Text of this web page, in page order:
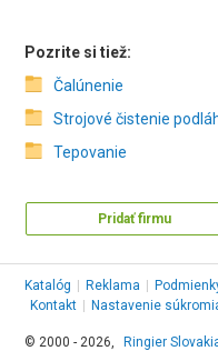
Pozrite si tiež:
Čalúnenie
Strojové čistenie
Tepovanie
Pridať firmu
Katalóg Reklama
Kontakt
Nastavenie
© 2000 - 2026, Ringier